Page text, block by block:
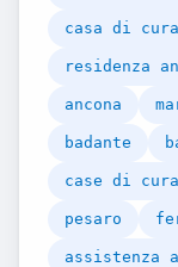
casa di cura
residenza
ancona
badante
case di cura
pesaro
assistenza